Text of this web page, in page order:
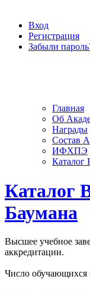
Вход
Регистрация
Забыли
Главная
Об
Награды
Состав
ИФХПЭ
Каталог
Каталог
Баумана
Высшее учебное
аккредитации.
Число обучающихся